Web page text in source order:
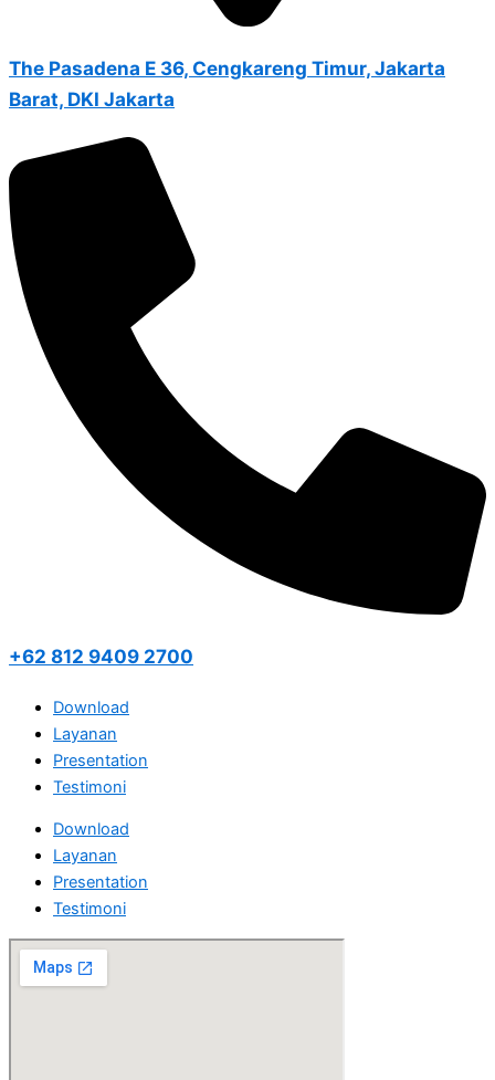
The Pasadena E 36, Cengkareng Timur, Jakarta
Barat, DKI Jakarta
+62 812 9409 2700
Download
Layanan
Presentation
Testimoni
Download
Layanan
Presentation
Testimoni